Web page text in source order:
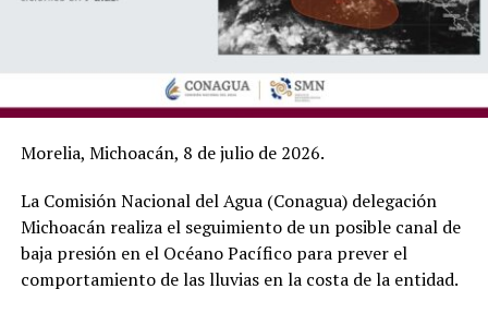
Morelia, Michoacán, 8 de julio de 2026.
La Comisión Nacional del Agua (Conagua) delegación
Michoacán realiza el seguimiento de un posible canal de
baja presión en el Océano Pacífico para prever el
comportamiento de las lluvias en la costa de la entidad.